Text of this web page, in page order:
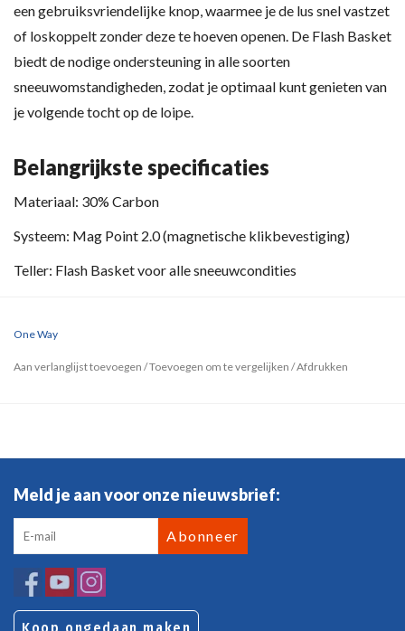
een gebruiksvriendelijke knop, waarmee je de lus snel vastzet
of loskoppelt zonder deze te hoeven openen. De Flash Basket
biedt de nodige ondersteuning in alle soorten
sneeuwomstandigheden, zodat je optimaal kunt genieten van
je volgende tocht op de loipe.
Belangrijkste specificaties
Materiaal: 30% Carbon
Systeem: Mag Point 2.0 (magnetische klikbevestiging)
Teller: Flash Basket voor alle sneeuwcondities
One Way
Aan verlanglijst toevoegen /Toevoegen om te vergelijken /Afdrukken
Meld je aan voor onze nieuwsbrief:
Abonneer